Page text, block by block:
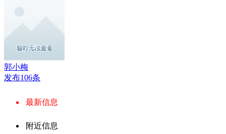
郭小梅
发布106条
最新信息
附近信息